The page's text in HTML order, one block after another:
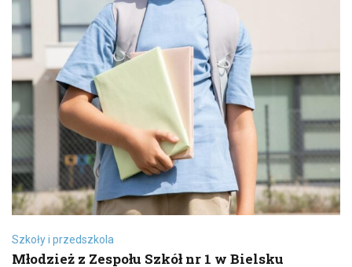
Szkoły i przedszkola
Młodzież z Zespołu Szkół nr 1 w Bielsku